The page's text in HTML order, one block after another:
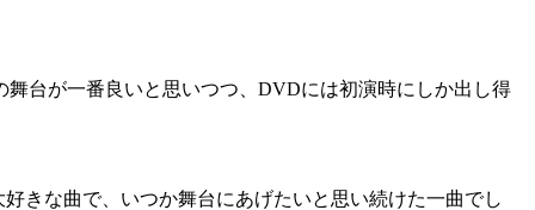
台が一番良いと思いつつ、DVDには初演時にしか出し得
きな曲で、いつか舞台にあげたいと思い続けた一曲でし